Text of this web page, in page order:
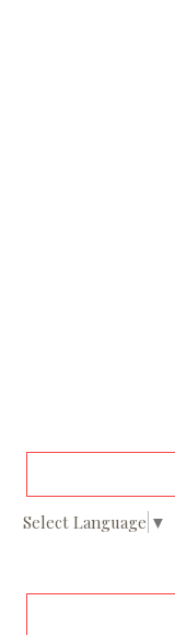
Select Language ▼